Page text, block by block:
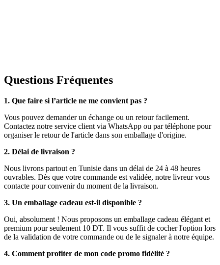
Questions Fréquentes
1. Que faire si l’article ne me convient pas ?
Vous pouvez demander un échange ou un retour facilement.
Contactez notre service client via WhatsApp ou par téléphone pour
organiser le retour de l'article dans son emballage d'origine.
2. Délai de livraison ?
Nous livrons partout en Tunisie dans un délai de 24 à 48 heures
ouvrables. Dès que votre commande est validée, notre livreur vous
contacte pour convenir du moment de la livraison.
3. Un emballage cadeau est-il disponible ?
Oui, absolument ! Nous proposons un emballage cadeau élégant et
premium pour seulement 10 DT. Il vous suffit de cocher l'option lors
de la validation de votre commande ou de le signaler à notre équipe.
4. Comment profiter de mon code promo fidélité ?